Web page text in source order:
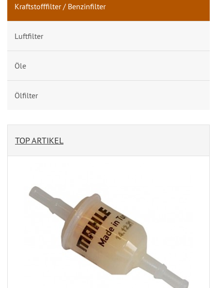
Kraftstofffilter / Benzinfilter
Luftfilter
Öle
Ölfilter
TOP ARTIKEL